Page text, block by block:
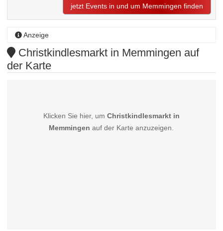
jetzt Events in und um Memmingen finden
Anzeige
Christkindlesmarkt in Memmingen auf
der Karte
Klicken Sie hier, um Christkindlesmarkt in
Memmingen auf der Karte anzuzeigen.